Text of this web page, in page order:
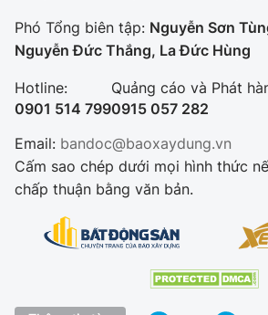
Phó Tổng biên tập: Nguyễn Sơn
Nguyễn Đức Thắng, La Đức Hùng
Hotline:
0901 514 799
Quảng cáo và Phát
0915 057 282
Email: bandoc@baoxaydung.vn
Cấm sao chép dưới mọi hình thức
chấp thuận bằng văn bản.